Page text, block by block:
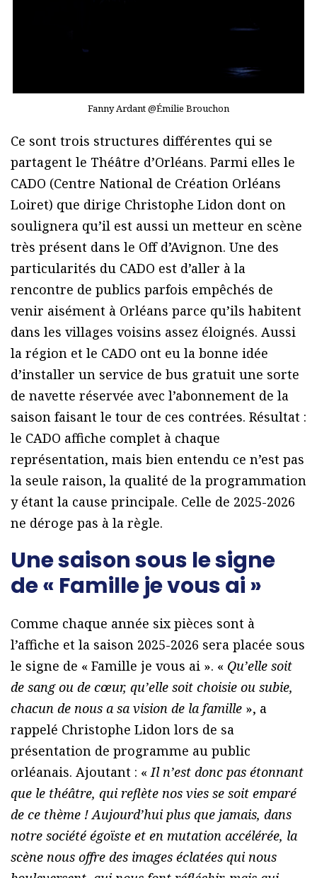
Fanny Ardant @Émilie Brouchon
Ce sont trois structures différentes qui se
partagent le Théâtre d’Orléans. Parmi elles le
CADO (Centre National de Création Orléans
Loiret) que dirige Christophe Lidon dont on
soulignera qu’il est aussi un metteur en scène
très présent dans le Off d’Avignon. Une des
particularités du CADO est d’aller à la
rencontre de publics parfois empêchés de
venir aisément à Orléans parce qu’ils habitent
dans les villages voisins assez éloignés. Aussi
la région et le CADO ont eu la bonne idée
d’installer un service de bus gratuit une sorte
de navette réservée avec l’abonnement de la
saison faisant le tour de ces contrées. Résultat :
le CADO affiche complet à chaque
représentation, mais bien entendu ce n’est pas
la seule raison, la qualité de la programmation
y étant la cause principale. Celle de 2025-2026
ne déroge pas à la règle.
Une saison sous le signe
de « Famille je vous ai »
Comme chaque année six pièces sont à
l’affiche et la saison 2025-2026 sera placée sous
le signe de « Famille je vous ai ». « Qu’elle soit
de sang ou de cœur, qu’elle soit choisie ou subie,
chacun de nous a sa vision de la famille », a
rappelé Christophe Lidon lors de sa
présentation de programme au public
orléanais. Ajoutant : « Il n’est donc pas étonnant
que le théâtre, qui reflète nos vies se soit emparé
de ce thème ! Aujourd’hui plus que jamais, dans
notre société égoïste et en mutation accélérée, la
scène nous offre des images éclatées qui nous